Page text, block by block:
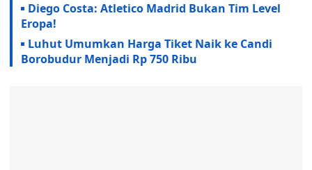
Diego Costa: Atletico Madrid Bukan Tim Level
Eropa!
Luhut Umumkan Harga Tiket Naik ke Candi
Borobudur Menjadi Rp 750 Ribu